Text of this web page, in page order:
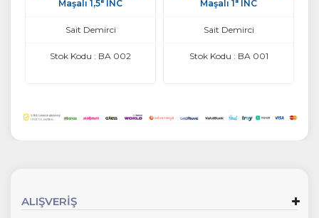
Maşalı 1,5" INC
Sait Demirci
Stok Kodu : BA 002
Maşalı 1" INC
Sait Demirci
Stok Kodu : BA 001
ALIŞVERİŞ